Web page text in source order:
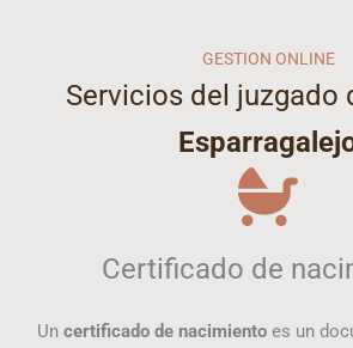
GESTION ONLINE
Servicios del juzgado
Certificado de
Un certificado de nacimiento es un